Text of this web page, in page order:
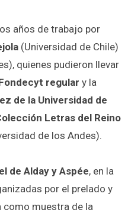
años de trabajo por
(Universidad de Chile)
quienes pudieron llevar
regular y la
de la Universidad de
Letras del Reino
de los Andes).
de Alday y Aspée, en la
por el prelado y
como muestra de la